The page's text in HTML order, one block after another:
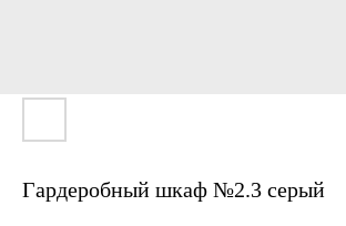
Гардеробный шкаф №2.3 серый